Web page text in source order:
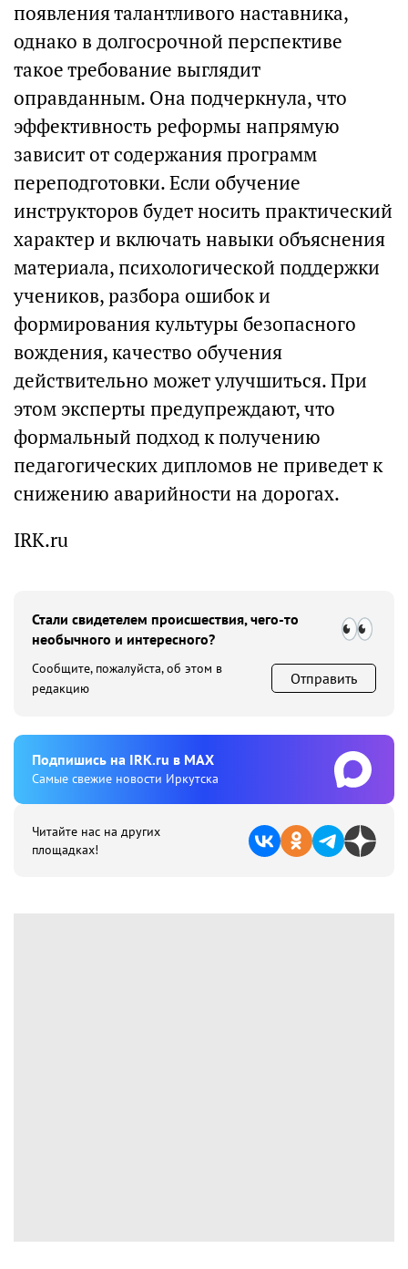
появления талантливого наставника,
однако в долгосрочной перспективе
такое требование выглядит
оправданным. Она подчеркнула, что
эффективность реформы напрямую
зависит от содержания программ
переподготовки. Если обучение
инструкторов будет носить практический
характер и включать навыки объяснения
материала, психологической поддержки
учеников, разбора ошибок и
формирования культуры безопасного
вождения, качество обучения
действительно может улучшиться. При
этом эксперты предупреждают, что
формальный подход к получению
педагогических дипломов не приведет к
снижению аварийности на дорогах.
IRK.ru
Стали свидетелем происшествия, чего-то
необычного и интересного?
Сообщите, пожалуйста, об этом в
редакцию
Отправить
Подпишиcь на IRK.ru в MAX
Cамые свежие новости Иркутска
Читайте нас на других
площадках!